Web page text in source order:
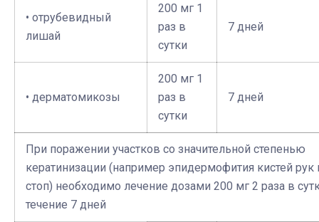
• отрубевидный
лишай
200 мг 1
раз в
сутки
7 дней
• дерматомикозы
200 мг 1
раз в
сутки
7 дней
При поражении участков со значительной степенью
кератинизации (например эпидермофития кистей рук
стоп) необходимо лечение дозами 200 мг 2 раза в
течение 7 дней